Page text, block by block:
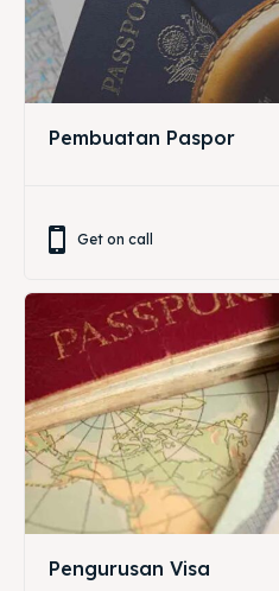
Pembuatan Paspor
Get on call
Pengurusan Visa